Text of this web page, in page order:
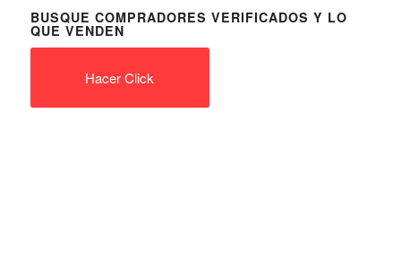
BUSQUE COMPRADORES VERIFICADOS Y LO
QUE VENDEN
Hacer Click